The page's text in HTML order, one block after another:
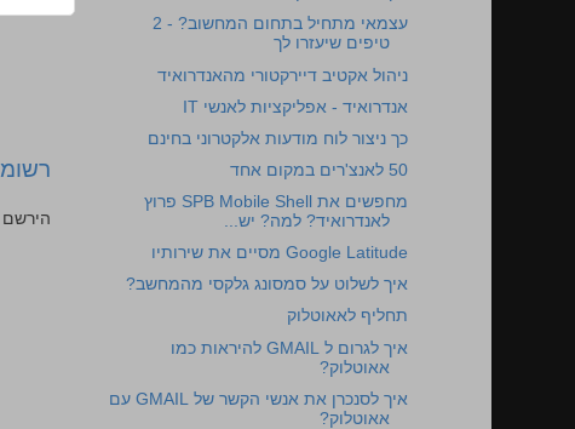
עצמאי מתחיל בתחום המחשוב? - 2
טיפים שיעזרו לך
ניהול אקטיב דיירקטורי מהאנדרואיד
אנדרואיד - אפליקציות לאנשי IT
כך ניצור לוח מודעות אלקטרוני בחינם
50 לאנצ'רים במקום אחד
מחפשים את SPB Mobile Shell פרוץ
לאנדרואיד? למה? יש...
Google Latitude מסיים את שירותיו
איך לשלוט על סמסונג גלקסי מהמחשב?
תחליף לאאוטלוק
איך לגרום ל GMAIL להיראות כמו
אאוטלוק?
איך לסנכרן את אנשי הקשר של GMAIL עם
אאוטלוק?